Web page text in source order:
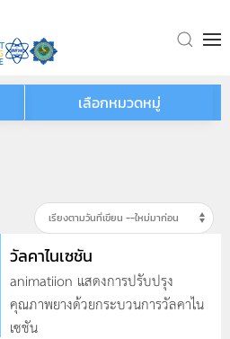
เลือกหมวดหมู่
วัลคาไนเซชัน
animatiion แสดงการปรับปรุง
คุณภาพยางด้วยกระบวนการวัลคาไน
เซชัน